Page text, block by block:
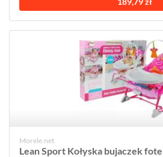
Morele.net
Lean Sport Kołyska bujaczek